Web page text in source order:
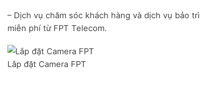
– Dịch vụ chăm sóc khách hàng và dịch vụ bảo trì
miễn phí từ FPT Telecom.
Lắp đặt Camera FPT